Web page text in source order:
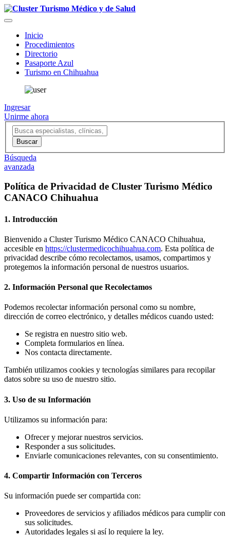
Inicio
Procedimientos
Directorio
Pasaporte Azul
Turismo en Chihuahua
Ingresar
Unirme ahora
Búsqueda
avanzada
Política de Privacidad de Cluster Turismo Médico
CANACO Chihuahua
1. Introducción
Bienvenido a Cluster Turismo Médico CANACO Chihuahua,
accesible en https://clustermedicochihuahua.com. Esta política de
privacidad describe cómo recolectamos, usamos, compartimos y
protegemos la información personal de nuestros usuarios.
2. Información Personal que Recolectamos
Podemos recolectar información personal como su nombre,
dirección de correo electrónico, y detalles médicos cuando usted:
Se registra en nuestro sitio web.
Completa formularios en línea.
Nos contacta directamente.
También utilizamos cookies y tecnologías similares para recopilar
datos sobre su uso de nuestro sitio.
3. Uso de su Información
Utilizamos su información para:
Ofrecer y mejorar nuestros servicios.
Responder a sus solicitudes.
Enviarle comunicaciones relevantes, con su consentimiento.
4. Compartir Información con Terceros
Su información puede ser compartida con:
Proveedores de servicios y afiliados médicos para cumplir con
sus solicitudes.
Autoridades legales si así lo requiere la ley.